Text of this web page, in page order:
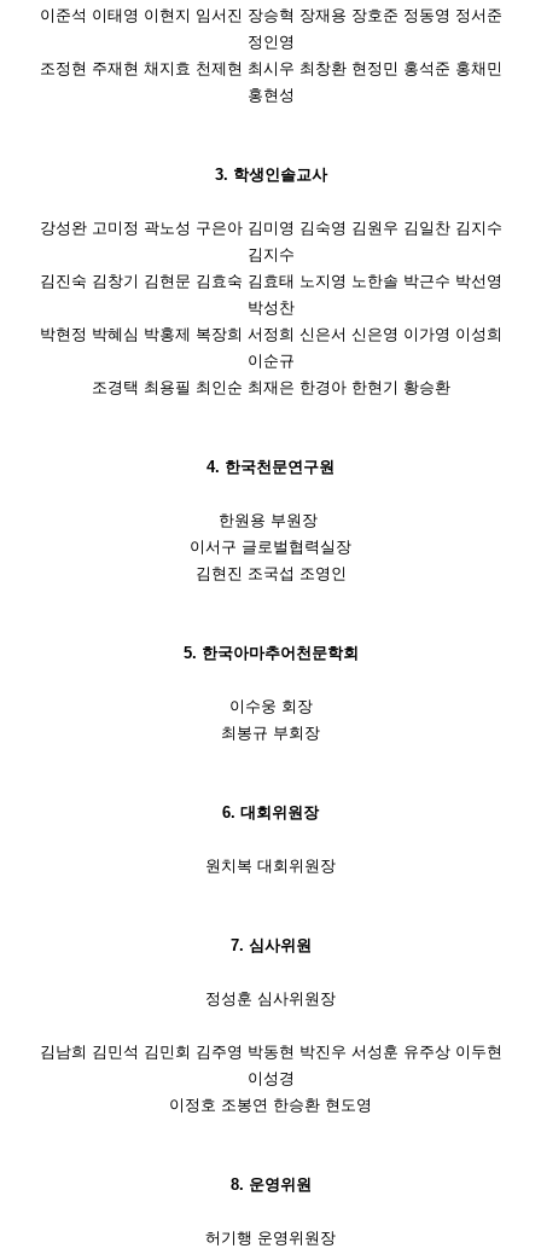
이준석 이태영 이현지 임서진 장승혁 장재용 장호준 정동영 정서준
정인영
조정현 주재현 채지효 천제현 최시우 최창환 현정민 홍석준 홍채민
홍현성
3. 학생인솔교사
강성완 고미정 곽노성 구은아 김미영 김숙영 김원우 김일찬 김지수
김지수
김진숙 김창기 김현문 김효숙 김효태 노지영 노한솔 박근수 박선영
박성찬
박현정 박혜심 박홍제 복장희 서정희 신은서 신은영 이가영 이성희
이순규
조경택 최용필 최인순 최재은 한경아 한현기 황승환
4. 한국천문연구원
한원용 부원장
이서구 글로벌협력실장
김현진 조국섭 조영인
5. 한국아마추어천문학회
이수웅 회장
최봉규 부회장
6. 대회위원장
원치복 대회위원장
7. 심사위원
정성훈 심사위원장
김남희 김민석 김민회 김주영 박동현 박진우 서성훈 유주상 이두현
이성경
이정호 조봉연 한승환 현도영
8. 운영위원
허기행 운영위원장